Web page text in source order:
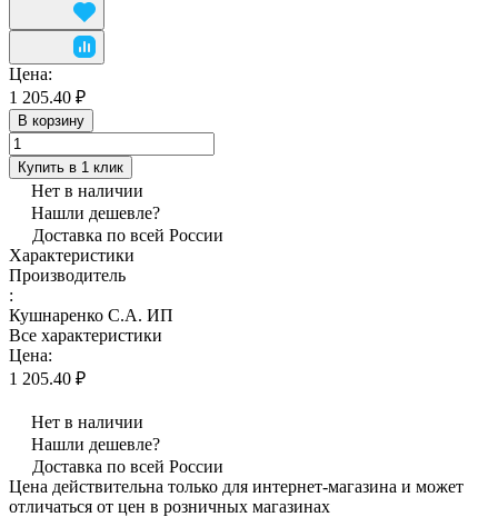
Цена:
1 205.40 ₽
В корзину
Купить в 1 клик
Нет в наличии
Нашли дешевле?
Доставка по всей России
Характеристики
Производитель
:
Кушнаренко С.А. ИП
Все характеристики
Цена:
1 205.40 ₽
Нет в наличии
Нашли дешевле?
Доставка по всей России
Цена действительна только для интернет-магазина и может
отличаться от цен в розничных магазинах